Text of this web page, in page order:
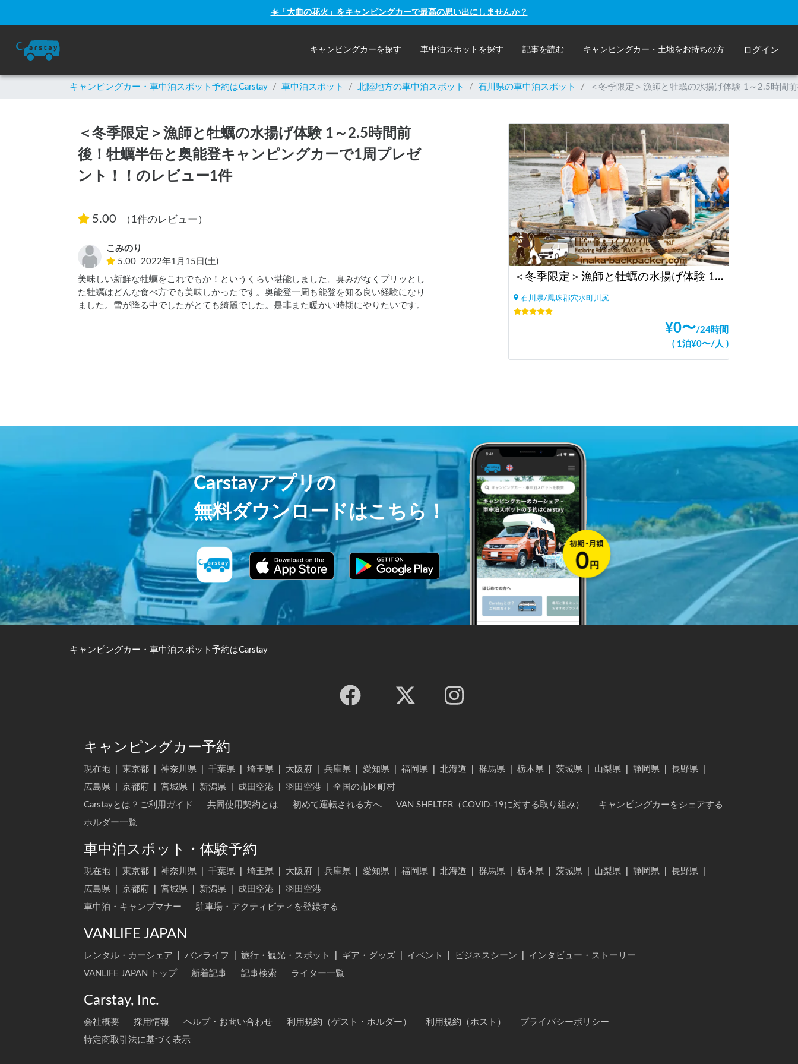
☀️「大曲の花火」をキャンピングカーで最高の思い出にしませんか？
キャンピングカーを探す 車中泊スポットを探す 記事を読む キャンピングカー・土地をお持ちの方 ログイン
キャンピングカー・車中泊スポット予約はCarstay / 車中泊スポット / 北陸地方の車中泊スポット / 石川県の車中泊スポット / ＜冬季限定＞漁師と牡蠣の水揚げ体験 1～2.5時間
＜冬季限定＞漁師と牡蠣の水揚げ体験 1～2.5時間前
後！牡蠣半缶と奥能登キャンピングカーで1周プレゼ
ント！！のレビュー1件
5.00 （1件のレビュー）
こみのり
5.00 2022年1月15日(土)
美味しい新鮮な牡蠣をこれでもか！というくらい堪能しました。臭みがなくプリッとし
た牡蠣はどんな食べ方でも美味しかったです。奥能登一周も能登を知る良い経験になり
ました。雪が降る中でしたがとても綺麗でした。是非また暖かい時期にやりたいです。
＜冬季限定＞漁師と牡蠣の水揚げ体験 1～2.5時間前後！牡蠣半缶と奥能登キャンピングカーで1周プレゼント！！
石川県/鳳珠郡穴水町川尻
¥0〜/24時間
( 1泊¥0〜/ 人 )
Carstayアプリの
無料ダウンロードはこちら！
キャンピングカー・車中泊スポット予約はCarstay
キャンピングカー予約
現在地 東京都 神奈川県 千葉県 埼玉県 大阪府 兵庫県 愛知県 福岡県 北海道 群馬県 栃木県 茨城県 山梨県 静岡県 長野県
広島県
京都府 宮城県 新潟県 成田空港 羽田空港
全国の市区町村
Carstayとは？ご利用ガイド
共同使用契約とは 初めて運転される方へ VAN SHELTER（COVID-19に対する取り組み）
キャンピングカーをシェアする
ホルダー一覧
車中泊スポット・体験予約
現在地 東京都 神奈川県 千葉県 埼玉県 大阪府 兵庫県 愛知県 福岡県 北海道 群馬県 栃木県 茨城県 山梨県 静岡県 長野県
広島県
京都府 宮城県 新潟県 成田空港
羽田空港
車中泊・キャンプマナー
駐車場・アクティビティを登録する
VANLIFE JAPAN
レンタル・カーシェア バンライフ 旅行・観光・スポット ギア・グッズ イベント ビジネスシーン
インタビュー・ストーリー
VANLIFE JAPAN トップ
新着記事 記事検索 ライター一覧
Carstay, Inc.
会社概要 採用情報 ヘルプ・お問い合わせ 利用規約（ゲスト・ホルダー） 利用規約（ホスト）
プライバシーポリシー
特定商取引法に基づく表示